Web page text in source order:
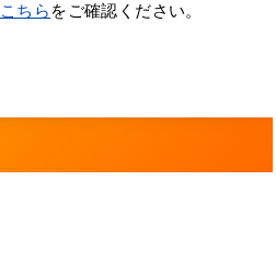
こちら をご確認ください。